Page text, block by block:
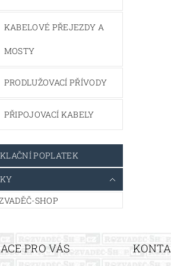
KABELOVÉ PŘEJEZDY A
MOSTY
PRODLUŽOVACÍ PŘÍVODY
PŘIPOJOVACÍ KABELY
POPLATEK
SHOP
PRO VÁS